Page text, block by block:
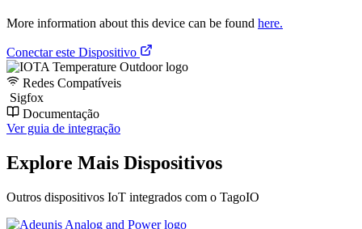
More information about this device can be found here.
Conectar este Dispositivo
Redes Compatíveis
Sigfox
Documentação
Ver guia de integração
Explore Mais Dispositivos
Outros dispositivos IoT integrados com o TagoIO